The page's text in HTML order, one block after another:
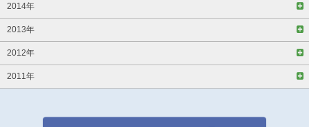
2014年
2013年
2012年
2011年